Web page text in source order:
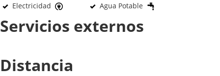
Electricidad Agua Potable
Servicios externos
Distancia